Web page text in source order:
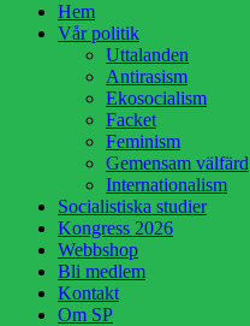
Hem
Vår politik
Uttalanden
Antirasism
Ekosocialism
Facket
Feminism
Gemensam välfärd
Internationalism
Socialistiska studier
Kongress 2026
Webbshop
Bli medlem
Kontakt
Om SP